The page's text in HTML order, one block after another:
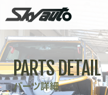
ホーム 在
整備作業実例 パ
店舗紹介 工
PARTS DETAIL
パーツ詳細